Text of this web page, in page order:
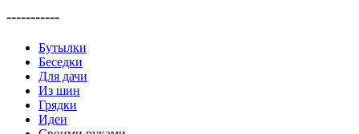
-----------
Бутылки
Беседки
Для дачи
Из шин
Грядки
Идеи